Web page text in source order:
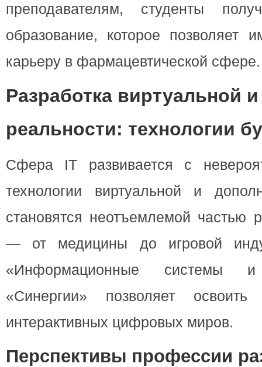
преподавателям, студенты
образование, которое позволяет
карьеру в фармацевтической сфере.
Разработка виртуальной
реальности: технологии
Сфера IT развивается с
технологии виртуальной и
становятся неотъемлемой частью
— от медицины до игровой
«Информационные системы
«Синергии» позволяет
интерактивных цифровых миров.
Перспективы профессии